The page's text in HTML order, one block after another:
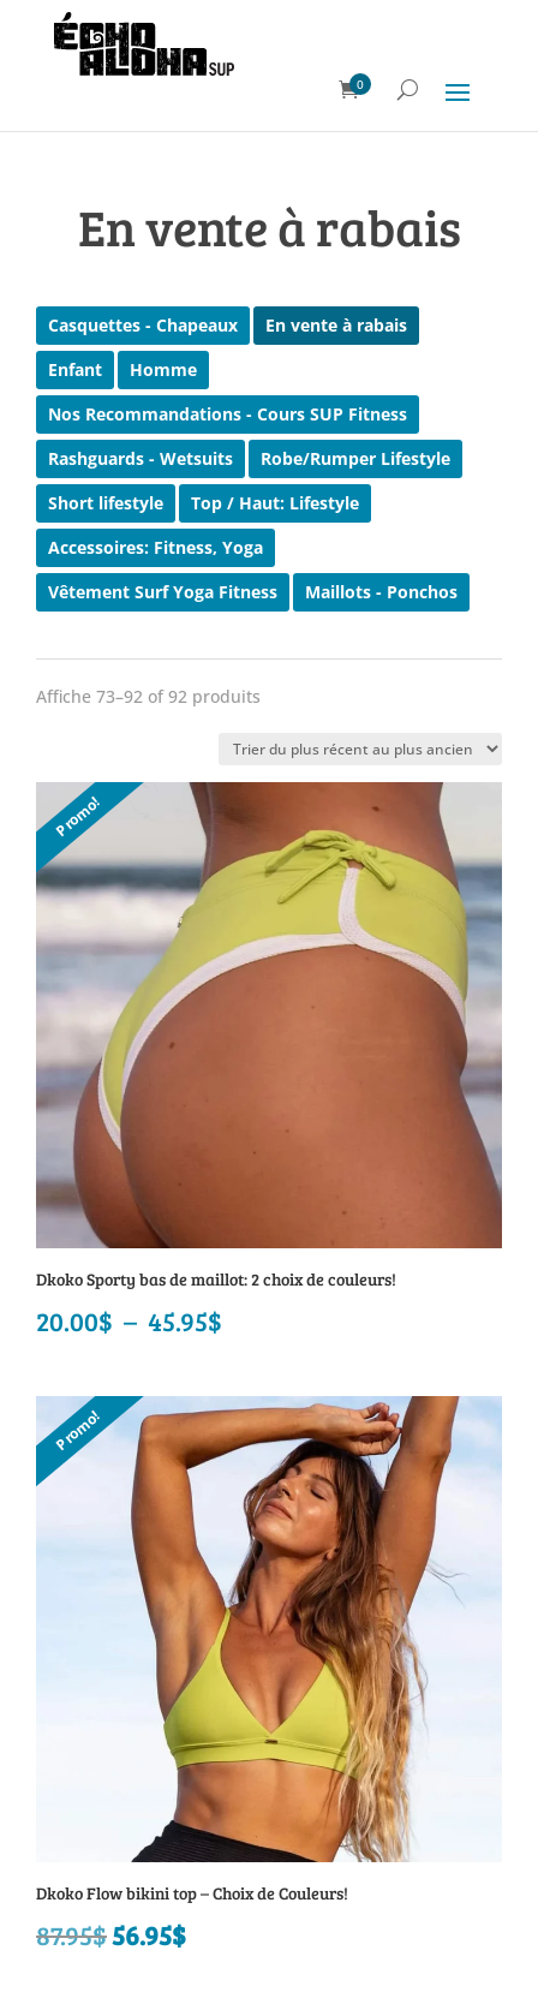
0
En vente à rabais
Casquettes - Chapeaux
En vente à rabais
Enfant
Homme
Nos Recommandations - Cours SUP Fitness
Rashguards - Wetsuits
Robe/Rumper Lifestyle
Short lifestyle
Top / Haut: Lifestyle
Accessoires: Fitness, Yoga
Vêtement Surf Yoga Fitness
Maillots - Ponchos
Affiche 73–92 of 92 produits
au
plus
Promo!
Dkoko Sporty bas de maillot: 2 choix de couleurs!
20.00$ – 45.95$
prix :
20.00$
45.95$
Promo!
Dkoko Flow bikini top – Choix de Couleurs!
87.95$Le
56.95$